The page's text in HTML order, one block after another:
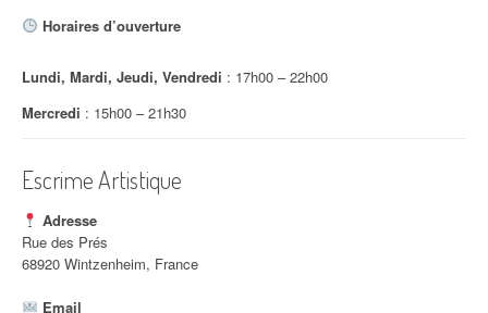
Horaires d’ouverture
Lundi, Mardi, Jeudi, Vendredi : 17h00 – 22h00
Mercredi : 15h00 – 21h30
Escrime Artistique
Adresse
Rue des Prés
68920 Wintzenheim, France
Email